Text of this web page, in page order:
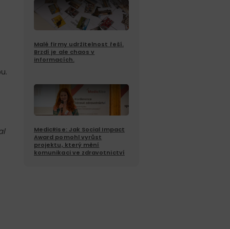
Malé firmy udržitelnost řeší.
Brzdí je ale chaos v
informacích.
MedicRise: Jak Social Impact
Award pomohl vyrůst
projektu, který mění
komunikaci ve zdravotnictví